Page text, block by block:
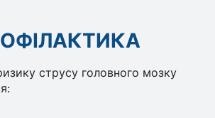
струсу головного мозку